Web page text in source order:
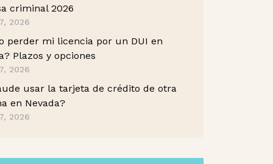
criminal 2026
2026
perder mi licencia por un DUI en
Plazos y opciones
2026
usar la tarjeta de crédito de otra
en Nevada?
2026